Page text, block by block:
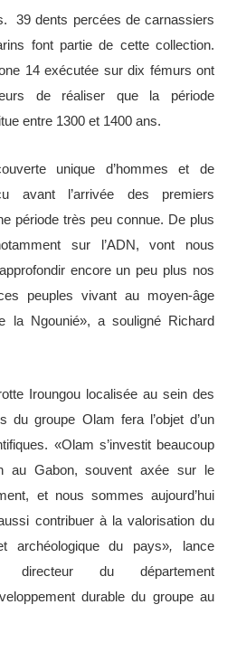
39 dents percées de carnassiers
font partie de cette collection.
14 exécutée sur dix fémurs ont
de réaliser que la période
entre 1300 et 1400 ans.
unique d’hommes et de
avant l’arrivée des premiers
période très peu connue. De plus
sur l’ADN, vont nous
encore un peu plus nos
peuples vivant au moyen-âge
la Ngounié», a souligné Richard
Iroungou localisée au sein des
du groupe Olam fera l’objet d’un
«Olam s’investit beaucoup
au Gabon, souvent axée sur le
et nous sommes aujourd’hui
contribuer à la valorisation du
archéologique du pays», lance
directeur du département
durable du groupe au